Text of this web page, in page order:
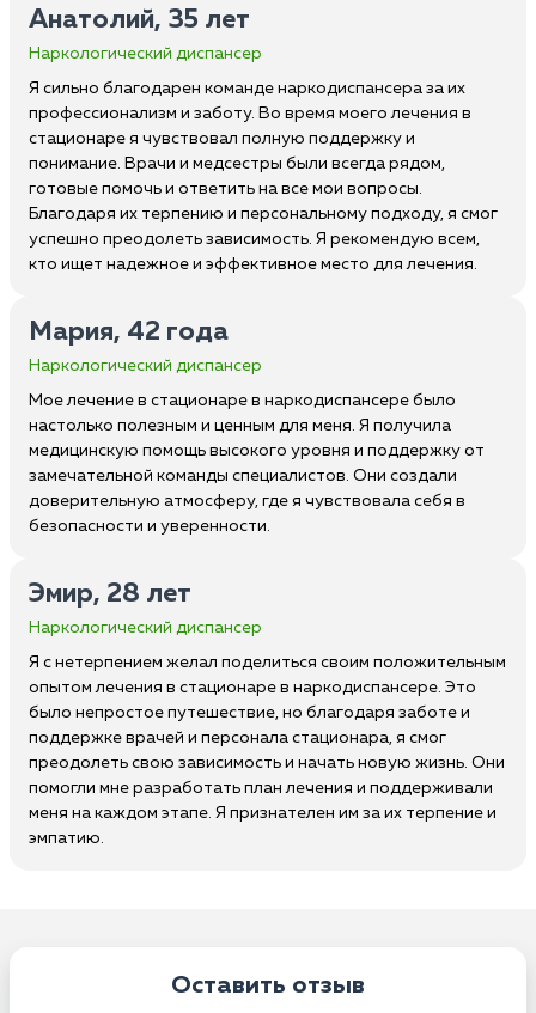
Анатолий, 35 лет
Наркологический диспансер
Я сильно благодарен команде наркодиспансера за их
профессионализм и заботу. Во время моего лечения в
стационаре я чувствовал полную поддержку и
понимание. Врачи и медсестры были всегда рядом,
готовые помочь и ответить на все мои вопросы.
Благодаря их терпению и персональному подходу, я смог
успешно преодолеть зависимость. Я рекомендую всем,
кто ищет надежное и эффективное место для лечения.
Мария, 42 года
Наркологический диспансер
Мое лечение в стационаре в наркодиспансере было
настолько полезным и ценным для меня. Я получила
медицинскую помощь высокого уровня и поддержку от
замечательной команды специалистов. Они создали
доверительную атмосферу, где я чувствовала себя в
безопасности и уверенности.
Эмир, 28 лет
Наркологический диспансер
Я с нетерпением желал поделиться своим положительным
опытом лечения в стационаре в наркодиспансере. Это
было непростое путешествие, но благодаря заботе и
поддержке врачей и персонала стационара, я смог
преодолеть свою зависимость и начать новую жизнь. Они
помогли мне разработать план лечения и поддерживали
меня на каждом этапе. Я признателен им за их терпение и
эмпатию.
Оставить отзыв